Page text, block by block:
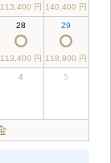
113,400 円 140,400 円
28
113,400 円
29
118,800 円
4 5